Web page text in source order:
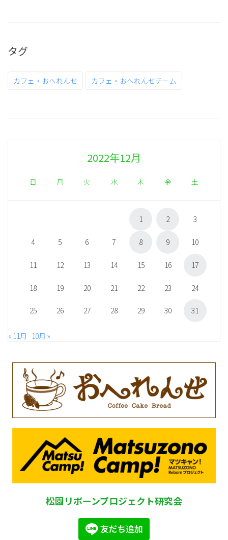
タグ
カフェ・おへれんせ カフェ・おへれんせチーム
2022年12月
日 月 火 水 木 金 土
1 2 3
4 5 6 7 8 9 10
11 12 13 14 15 16 17
18 19 20 21 22 23 24
25 26 27 28 29 30 31
« 11月 10月 »
松園リボーンプロジェクト研究会